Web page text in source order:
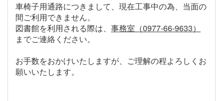
車椅子用通路につきまして、現在工事中の為、当面の
間ご利用できません。
図書館を利用される際は、 事務室（0977-66-9633）
までご連絡ください。
お手数をおかけいたしますが、ご理解の程よろしくお
願いいたします。